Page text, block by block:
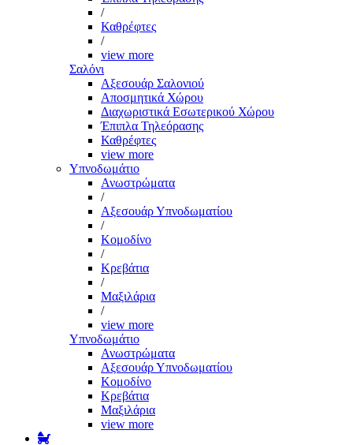
/
Καθρέφτες
/
view more
Σαλόνι
Αξεσουάρ Σαλονιού
Αποσμητικά Χώρου
Διαχωριστικά Εσωτερικού Χώρου
Έπιπλα Τηλεόρασης
Καθρέφτες
view more
Υπνοδωμάτιο
Ανωστρώματα
/
Αξεσουάρ Υπνοδωματίου
/
Κομοδίνο
/
Κρεβάτια
/
Μαξιλάρια
/
view more
Υπνοδωμάτιο
Ανωστρώματα
Αξεσουάρ Υπνοδωματίου
Κομοδίνο
Κρεβάτια
Μαξιλάρια
view more